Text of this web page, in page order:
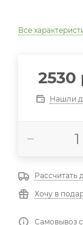
Все
2530
Нашли
Рассчитать
Хочу в
Самовывоз